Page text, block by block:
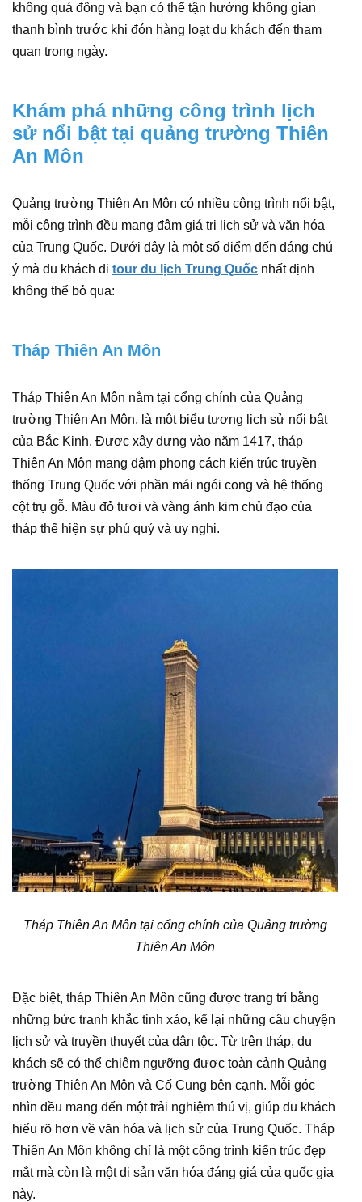
không quá đông và bạn có thể tận hưởng không gian
thanh bình trước khi đón hàng loạt du khách đến tham
quan trong ngày.
Khám phá những công trình lịch
sử nổi bật tại quảng trường Thiên
An Môn
Quảng trường Thiên An Môn có nhiều công trình nổi bật,
mỗi công trình đều mang đậm giá trị lịch sử và văn hóa
của Trung Quốc. Dưới đây là một số điểm đến đáng chú
ý mà du khách đi tour du lịch Trung Quốc nhất định
không thể bỏ qua:
Tháp Thiên An Môn
Tháp Thiên An Môn nằm tại cổng chính của Quảng
trường Thiên An Môn, là một biểu tượng lịch sử nổi bật
của Bắc Kinh. Được xây dựng vào năm 1417, tháp
Thiên An Môn mang đậm phong cách kiến trúc truyền
thống Trung Quốc với phần mái ngói cong và hệ thống
cột trụ gỗ. Màu đỏ tươi và vàng ánh kim chủ đạo của
tháp thể hiện sự phú quý và uy nghi.
Tháp Thiên An Môn tại cổng chính của Quảng trường
Thiên An Môn
Đặc biệt, tháp Thiên An Môn cũng được trang trí bằng
những bức tranh khắc tinh xảo, kể lại những câu chuyện
lịch sử và truyền thuyết của dân tộc. Từ trên tháp, du
khách sẽ có thể chiêm ngưỡng được toàn cảnh Quảng
trường Thiên An Môn và Cố Cung bên cạnh. Mỗi góc
nhìn đều mang đến một trải nghiệm thú vị, giúp du khách
hiểu rõ hơn về văn hóa và lịch sử của Trung Quốc. Tháp
Thiên An Môn không chỉ là một công trình kiến trúc đẹp
mắt mà còn là một di sản văn hóa đáng giá của quốc gia
này.